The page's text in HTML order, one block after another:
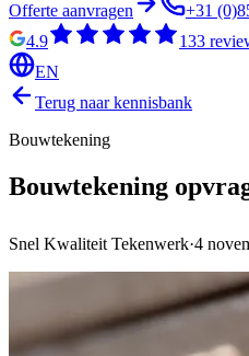
Offerte aanvragen
+31
4.9
133
EN
Terug naar kennisbank
Bouwtekening
Bouwtekening
Snel Kwaliteit Tekenwerk·4